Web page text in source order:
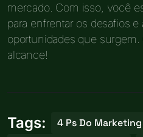
mercado. Com isso, você
para enfrentar os desafios e
oportunidades que surgem.
alcance!
Tags:
4 Ps Do Marketing